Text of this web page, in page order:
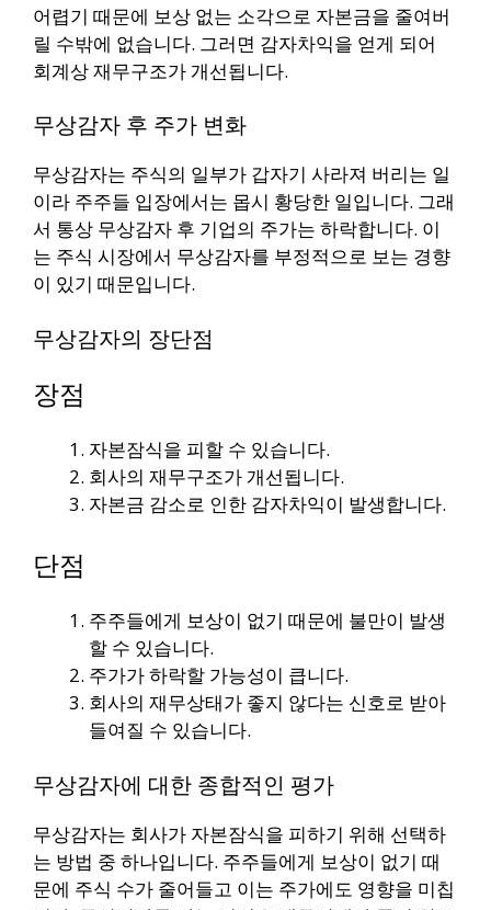
어렵기 때문에 보상 없는 소각으로 자본금을 줄여버
릴 수밖에 없습니다. 그러면 감자차익을 얻게 되어
회계상 재무구조가 개선됩니다.
무상감자 후 주가 변화
무상감자는 주식의 일부가 갑자기 사라져 버리는 일
이라 주주들 입장에서는 몹시 황당한 일입니다. 그래
서 통상 무상감자 후 기업의 주가는 하락합니다. 이
는 주식 시장에서 무상감자를 부정적으로 보는 경향
이 있기 때문입니다.
무상감자의 장단점
장점
자본잠식을 피할 수 있습니다.
회사의 재무구조가 개선됩니다.
자본금 감소로 인한 감자차익이 발생합니다.
단점
주주들에게 보상이 없기 때문에 불만이 발생
할 수 있습니다.
주가가 하락할 가능성이 큽니다.
회사의 재무상태가 좋지 않다는 신호로 받아
들여질 수 있습니다.
무상감자에 대한 종합적인 평가
무상감자는 회사가 자본잠식을 피하기 위해 선택하
는 방법 중 하나입니다. 주주들에게 보상이 없기 때
문에 주식 수가 줄어들고 이는 주가에도 영향을 미칩